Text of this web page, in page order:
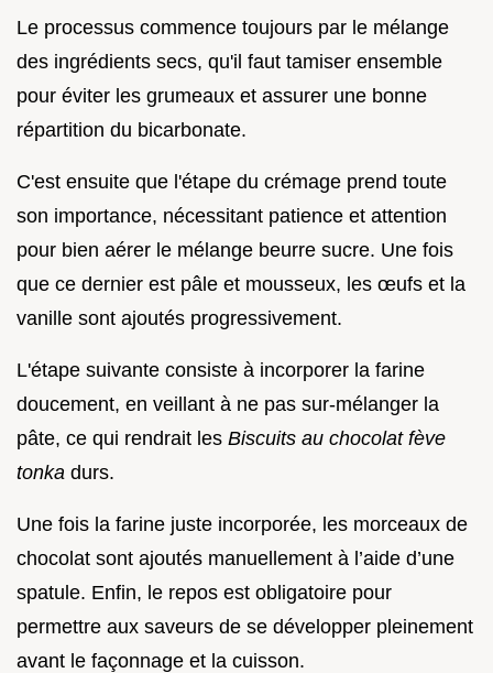
Le processus commence toujours par le mélange
des ingrédients secs, qu'il faut tamiser ensemble
pour éviter les grumeaux et assurer une bonne
répartition du bicarbonate.
C'est ensuite que l'étape du crémage prend toute
son importance, nécessitant patience et attention
pour bien aérer le mélange beurre sucre. Une fois
que ce dernier est pâle et mousseux, les œufs et la
vanille sont ajoutés progressivement.
L'étape suivante consiste à incorporer la farine
doucement, en veillant à ne pas sur-mélanger la
pâte, ce qui rendrait les Biscuits au chocolat fève
tonka durs.
Une fois la farine juste incorporée, les morceaux de
chocolat sont ajoutés manuellement à l’aide d’une
spatule. Enfin, le repos est obligatoire pour
permettre aux saveurs de se développer pleinement
avant le façonnage et la cuisson.